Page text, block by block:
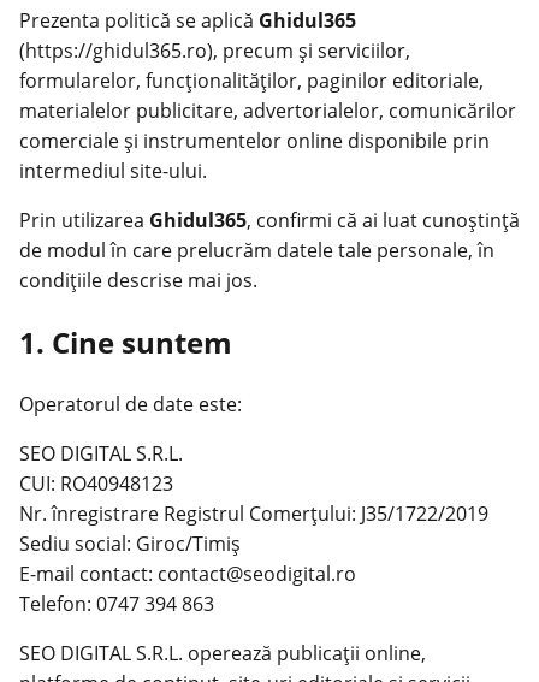
Prezenta politică se aplică Ghidul365
(https://ghidul365.ro), precum și serviciilor,
formularelor, funcționalităților, paginilor editoriale,
materialelor publicitare, advertorialelor, comunicărilor
comerciale și instrumentelor online disponibile prin
intermediul site-ului.
Prin utilizarea Ghidul365, confirmi că ai luat cunoștință
de modul în care prelucrăm datele tale personale, în
condițiile descrise mai jos.
1. Cine suntem
Operatorul de date este:
SEO DIGITAL S.R.L.
CUI: RO40948123
Nr. înregistrare Registrul Comerțului: J35/1722/2019
Sediu social: Giroc/Timiș
E-mail contact: contact@seodigital.ro
Telefon: 0747 394 863
SEO DIGITAL S.R.L. operează publicații online,